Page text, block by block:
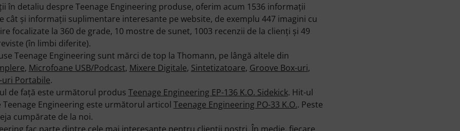
în detaliu despre Teenage Engineering produse, oferim acum 1536 informaţii
cât şi informaţii suplimentare interesante pe website, de exemplu 447 imagini cu
focalizate la 360 de grade, 10 mostre de sunet, 1003 recenzii de la clienţi şi 49
(în limbi diferite).
Teenage Engineering sunt mărci de top la Thomann, pe lângă altele din
, Microfoane USB/Podcast, Mixere Digitale, Sintetizatoare, Groove Box-uri,
uri Portabile.
de faţă este următorul produs Teenage Engineering EP-136 K.O. Sidekick. Hit-ul
Engineering este următorul articol Teenage Engineering PO-33 K.O.. Peste
cumpărate de la noi.